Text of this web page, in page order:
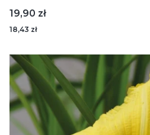
Cena
19,90 zł
18,43 zł